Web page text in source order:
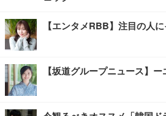
【エンタメRBB】注目の人
【坂道グループニュース】